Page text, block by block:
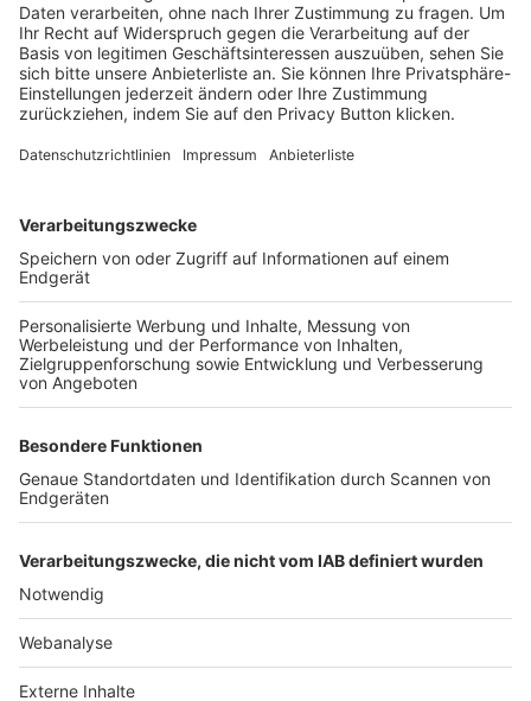
Trainerbörse
Login SpielPlus
FOLGE DEM BFV
TOP-VEREINE
TOP-PARTNER
Nutzungsbedingungen Datenschutz Impressum